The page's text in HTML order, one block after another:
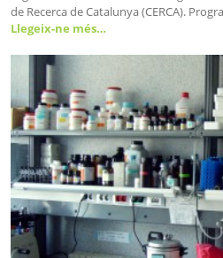
de Recerca de Catalunya (CERCA).
Llegeix-ne més…